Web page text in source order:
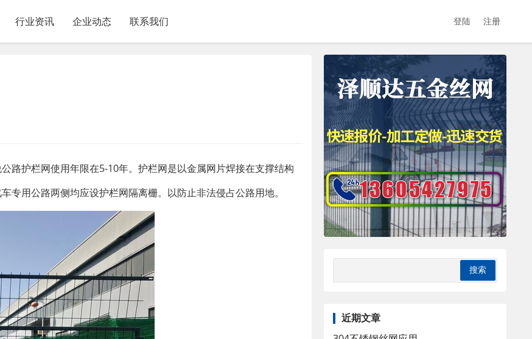
行业资讯 企业动态 联系我们 登陆 注册
路护栏网使用年限在5-10年。护栏网是以金属网片焊接在支撑结构
用公路两侧均应设护栏网隔离栅。以防止非法侵占公路用地。
近期文章